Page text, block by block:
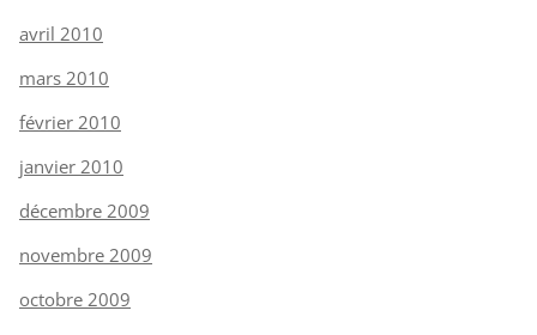
avril 2010
mars 2010
février 2010
janvier 2010
décembre 2009
novembre 2009
octobre 2009